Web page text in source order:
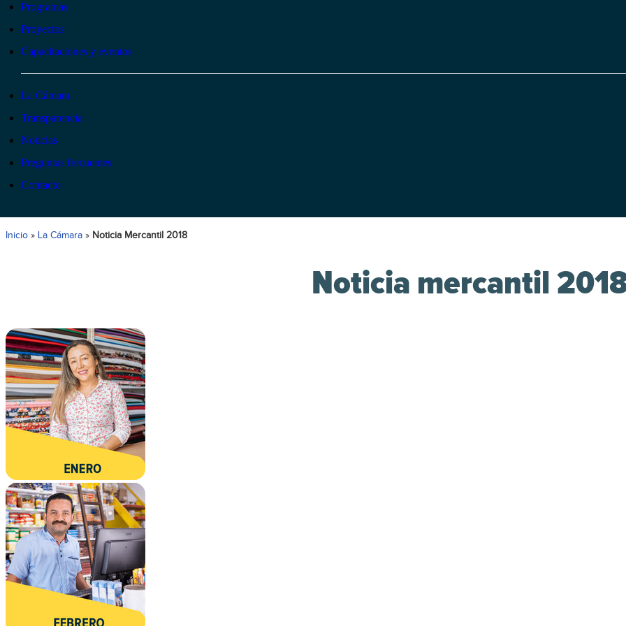
Programas
Proyectos
Capacitaciones y eventos
La Cámara
Transparencia
Noticias
Preguntas frecuentes
Contacto
Inicio » La Cámara » Noticia Mercantil 2018
Noticia mercantil